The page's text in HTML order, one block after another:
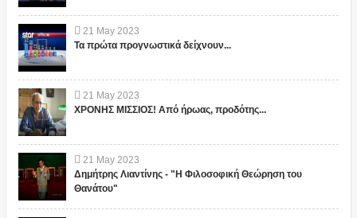
21 May 2023
Τα πρώτα προγνωστικά δείχνουν...
21 May 2023
ΧΡΟΝΗΣ ΜΙΣΣΙΟΣ! Από ήρωας, προδότης...
21 May 2023
Δημήτρης Λιαντίνης - "Η Φιλοσοφική Θεώρηση του
Θανάτου"